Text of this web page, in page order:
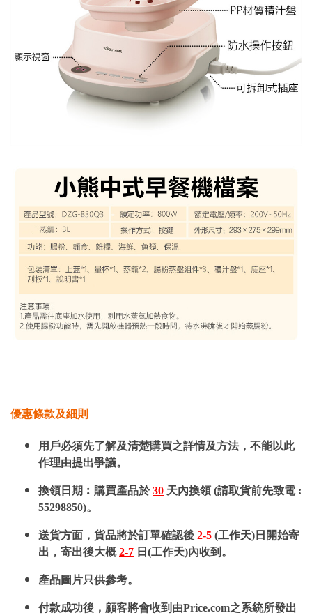
優惠條款及細則
用戶必須先了解及清楚購買之詳情及方法，不能以此
作理由提出爭議。
換領日期︰購買產品於30 天內換領 (請取貨前先致電 :
55298850)。
送貨方面，貨品將於訂單確認後 2-5 (工作天)日開始寄
出，寄出後大概2-7 日(工作天)內收到。
產品圖片只供參考。
付款成功後，顧客將會收到由Price.com之系統所發出